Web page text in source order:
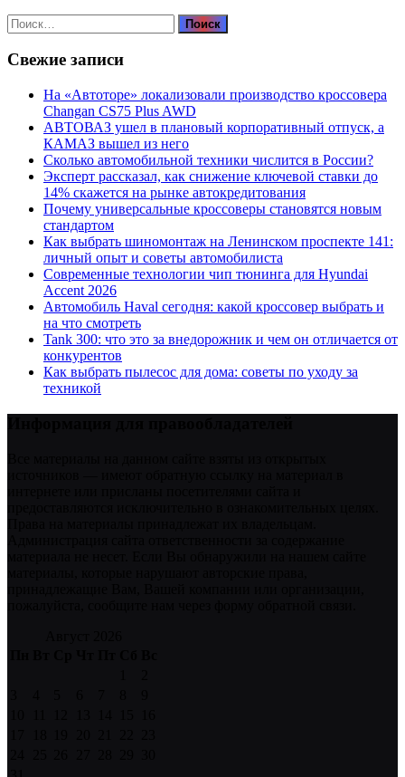
Найти:
Свежие записи
На «Автоторе» локализовали производство кроссовера
Changan CS75 Plus AWD
АВТОВАЗ ушел в плановый корпоративный отпуск, а
КАМАЗ вышел из него
Сколько автомобильной техники числится в России?
Эксперт рассказал, как снижение ключевой ставки до
14% скажется на рынке автокредитования
Почему универсальные кроссоверы становятся новым
стандартом
Как выбрать шиномонтаж на Ленинском проспекте 141:
личный опыт и советы автомобилиста
Современные технологии чип тюнинга для Hyundai
Accent 2026
Автомобиль Haval сегодня: какой кроссовер выбрать и
на что смотреть
Tank 300: что это за внедорожник и чем он отличается от
конкурентов
Как выбрать пылесос для дома: советы по уходу за
техникой